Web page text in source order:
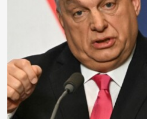
Az UniCredit 3%